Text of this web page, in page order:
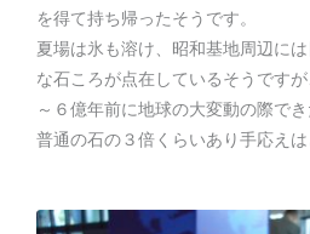
を得て持ち帰ったそうです。
夏場は氷も溶け、昭和基地周辺に
な石ころが点在しているそうです
～６億年前に地球の大変動の際で
普通の石の３倍くらいあり手応えは